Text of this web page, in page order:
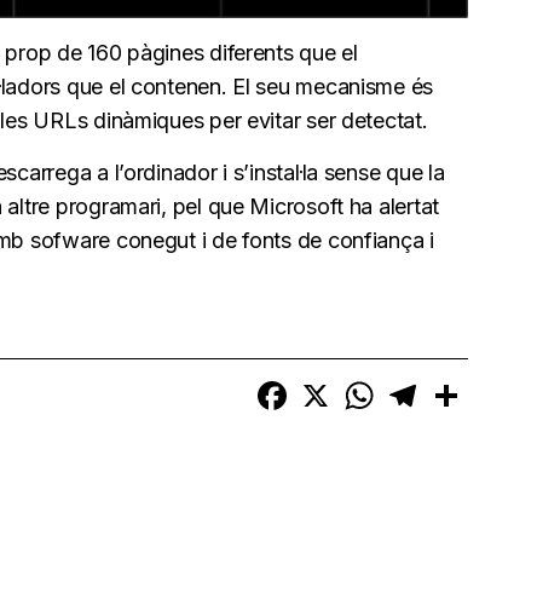
de 160 pàgines diferents que el
que el contenen. El seu mecanisme és
URLs dinàmiques per evitar ser detectat.
a l’ordinador i s’instal·la sense que la
programari, pel que Microsoft ha alertat
sofware conegut i de fonts de confiança i
Facebook
X WhatsAppTelegram